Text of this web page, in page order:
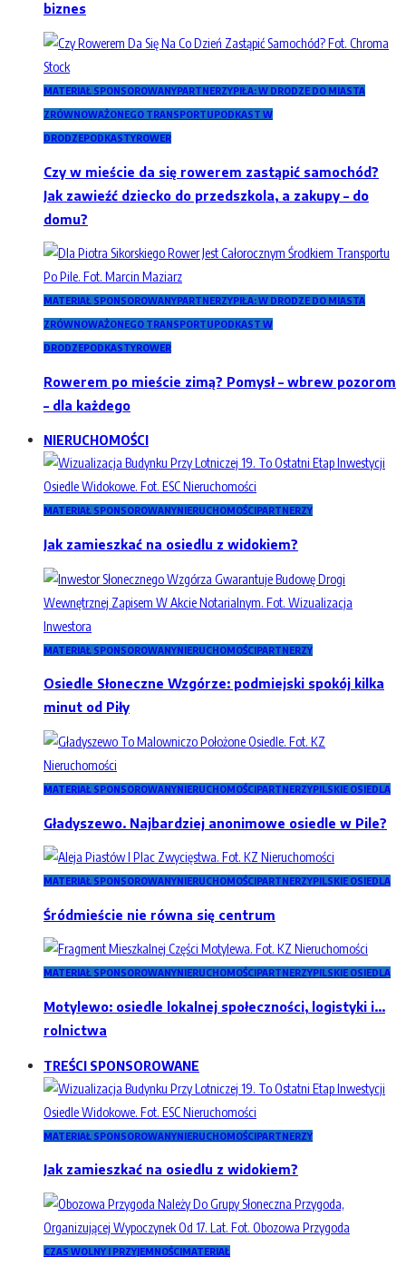
biznes
MATERIAŁ SPONSOROWANYPARTNERZYPIŁA: W DRODZE DO MIASTA
ZRÓWNOWAŻONEGO TRANSPORTUPODKAST W
DRODZEPODKASTYROWER
Czy w mieście da się rowerem zastąpić samochód?
Jak zawieźć dziecko do przedszkola, a zakupy – do
domu?
MATERIAŁ SPONSOROWANYPARTNERZYPIŁA: W DRODZE DO MIASTA
ZRÓWNOWAŻONEGO TRANSPORTUPODKAST W
DRODZEPODKASTYROWER
Rowerem po mieście zimą? Pomysł – wbrew pozorom
– dla każdego
NIERUCHOMOŚCI
MATERIAŁ SPONSOROWANYNIERUCHOMOŚCIPARTNERZY
Jak zamieszkać na osiedlu z widokiem?
MATERIAŁ SPONSOROWANYNIERUCHOMOŚCIPARTNERZY
Osiedle Słoneczne Wzgórze: podmiejski spokój kilka
minut od Piły
MATERIAŁ SPONSOROWANYNIERUCHOMOŚCIPARTNERZYPILSKIE OSIEDLA
Gładyszewo. Najbardziej anonimowe osiedle w Pile?
MATERIAŁ SPONSOROWANYNIERUCHOMOŚCIPARTNERZYPILSKIE OSIEDLA
Śródmieście nie równa się centrum
MATERIAŁ SPONSOROWANYNIERUCHOMOŚCIPARTNERZYPILSKIE OSIEDLA
Motylewo: osiedle lokalnej społeczności, logistyki i…
rolnictwa
TREŚCI SPONSOROWANE
MATERIAŁ SPONSOROWANYNIERUCHOMOŚCIPARTNERZY
Jak zamieszkać na osiedlu z widokiem?
CZAS WOLNY I PRZYJEMNOŚCIMATERIAŁ